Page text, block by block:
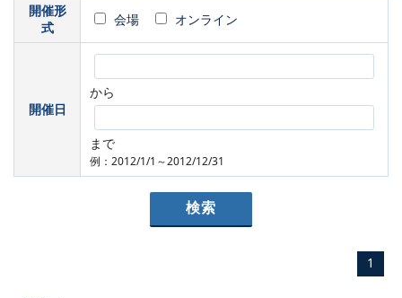
開催形
式
会場 オンライン
開催日
から
まで
例：2012/1/1～2012/12/31
1